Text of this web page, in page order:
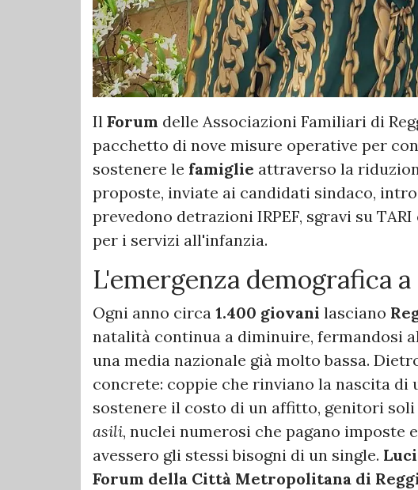
Il Forum delle Associazioni Familiari di
pacchetto di nove misure operative per
sostenere le famiglie attraverso la
proposte, inviate ai candidati sindaco,
prevedono detrazioni IRPEF, sgravi su
per i servizi all'infanzia.
L'emergenza demografica
Ogni anno circa 1.400 giovani lasciano
natalità continua a diminuire, fermandosi
una media nazionale già molto bassa.
concrete: coppie che rinviano la nascita di
sostenere il costo di un affitto, genitori
asili, nuclei numerosi che pagano imposte
avessero gli stessi bisogni di un single.
Forum della Città Metropolitana di